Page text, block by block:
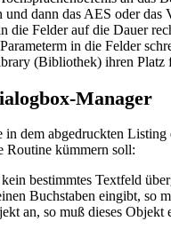
dann das AES oder
die Felder auf die Dauer
in die Felder
(Bibliothek) ihren
Manager
dem abgedruckten
Routine kümmern soll:
bestimmtes Textfeld
Buchstaben eingibt, so
an, so muß dieses